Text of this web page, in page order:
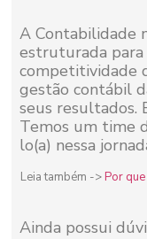
A Contabilidade
estruturada
competitividade
gestão contábil
seus resultados.
Temos um time
lo(a) nessa
Leia também ->Por
Ainda possui